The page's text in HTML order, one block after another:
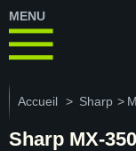
MENU
Accueil > Sharp >
Sharp MX-